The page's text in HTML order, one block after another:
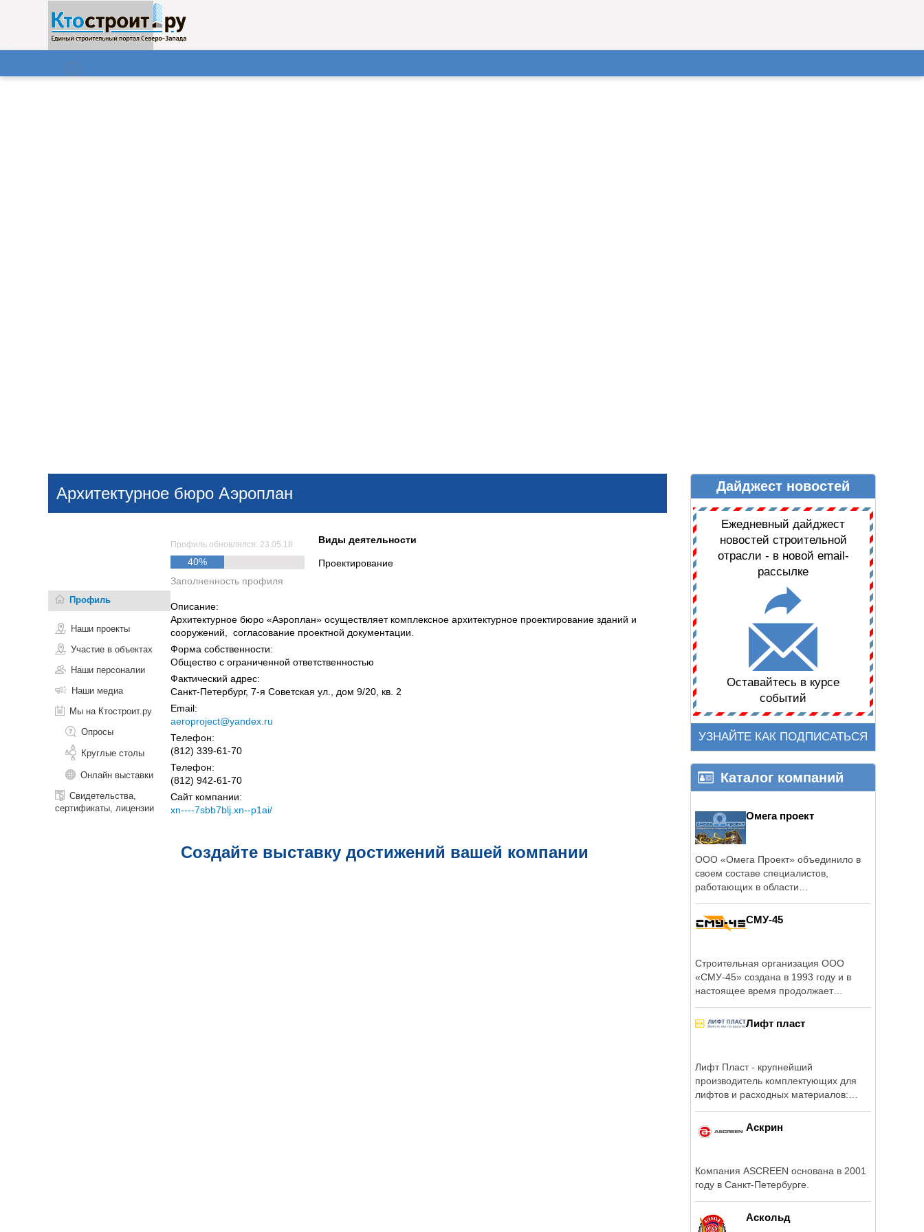
Поиск
СТАТЬИ КОМПАНИИ ДАЙДЖЕСТ НОВОСТЕЙ
Архитектурное бюро Аэроплан
Профиль
Наши проекты
Участие в объектах
Наши персоналии
Наши медиа
Мы на Ктостроит.ру
Опросы
Круглые столы
Онлайн выставки
Свидетельства,
сертификаты, лицензии
Профиль обновлялся: 23.05.18
40%
Заполненность профиля
Виды деятельности
Проектирование
Описание:
Архитектурное бюро «Аэроплан» осуществляет комплексное архитектурное проектирование зданий и
сооружений, согласование проектной документации.
Форма собственности:
Общество с ограниченной ответственностью
Фактический адрес:
Санкт-Петербург, 7-я Советская ул., дом 9/20, кв. 2
Email:
aeroproject@yandex.ru
Телефон:
(812) 339-61-70
Телефон:
(812) 942-61-70
Сайт компании:
xn----7sbb7blj.xn--p1ai/
Создайте выставку достижений вашей компании
Дайджест новостей
Ежедневный дайджест
новостей строительной
отрасли - в новой email-
рассылке
Оставайтесь в курсе
событий
УЗНАЙТЕ КАК ПОДПИСАТЬСЯ
Каталог компаний
Омега проект
ООО «Омега Проект» объединило в
своем составе специалистов,
работающих в области
СМУ-45
Строительная организация ООО
«СМУ-45» создана в 1993 году и в
настоящее время продолжает
Лифт пласт
Лифт Пласт - крупнейший
производитель комплектующих для
лифтов и расходных материалов:
Аскрин
Компания ASCREEN основана в 2001
году в Санкт-Петербурге.
Аскольд